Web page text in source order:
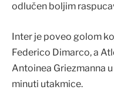
odlučen boljim
Inter je poveo golom
Federico Dimarco, a
Antoinea Griezmanna
minuti utakmice.